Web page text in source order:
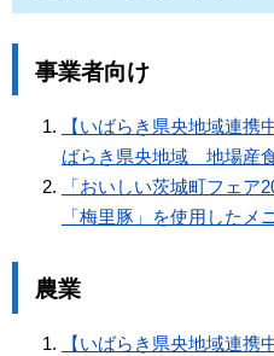
事業者向け
【いばらき県央地域連
ばらき県央地域 地場産
「おいしい茨城町フェア
「梅里豚」を使用したメ
農業
【いばらき県央地域連